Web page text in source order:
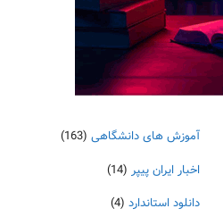
آموزش های دانشگاهی (163)
اخبار ایران پیپر (14)
دانلود استاندارد (4)